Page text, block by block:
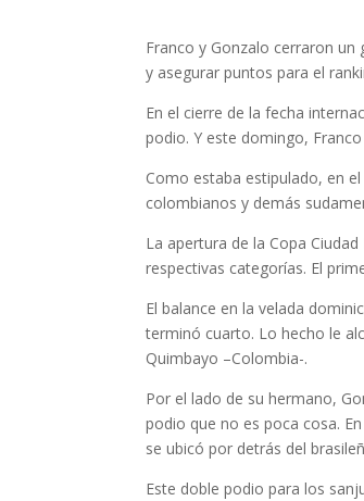
Franco y Gonzalo cerraron
y asegurar puntos para el
En el cierre de la fecha
podio. Y este domingo,
Como estaba estipulado, en
colombianos y demás
La apertura de la Copa
respectivas categorías. El
El balance en la velada
terminó cuarto. Lo hecho le
Quimbayo –Colombia-.
Por el lado de su hermano,
podio que no es poca cosa.
se ubicó por detrás del
Este doble podio para los